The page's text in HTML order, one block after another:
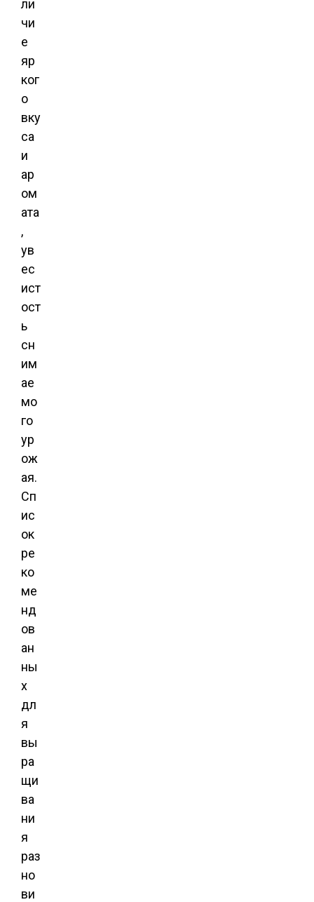
ли
чи
е
яр
ког
о
вку
са
и
ар
ом
ата
,
ув
ес
ист
ост
ь
сн
им
ае
мо
го
ур
ож
ая.
Сп
ис
ок
ре
ко
ме
нд
ов
ан
ны
х
дл
я
вы
ра
щи
ва
ни
я
раз
но
ви